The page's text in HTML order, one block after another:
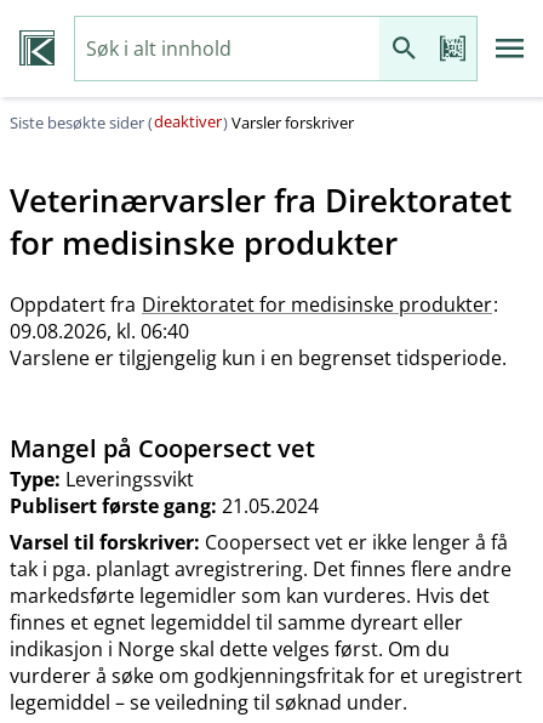
Siste besøkte sider (deaktiver)Varsler forskriver
Veterinærvarsler fra Direktoratet
for medisinske produkter
Oppdatert fra Direktoratet for medisinske produkter:
09.08.2026, kl. 06:40
Varslene er tilgjengelig kun i en begrenset tidsperiode.
Mangel på Coopersect vet
Type: Leveringssvikt
Publisert første gang: 21.05.2024
Varsel til forskriver: Coopersect vet er ikke lenger å få
tak i pga. planlagt avregistrering. Det finnes flere andre
markedsførte legemidler som kan vurderes. Hvis det
finnes et egnet legemiddel til samme dyreart eller
indikasjon i Norge skal dette velges først. Om du
vurderer å søke om godkjenningsfritak for et uregistrert
legemiddel – se veiledning til søknad under.